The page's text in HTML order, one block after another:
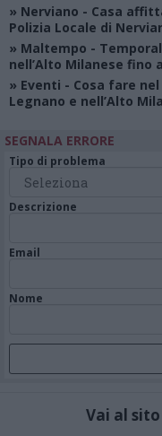
» Nerviano - Casa
Polizia Locale di
» Maltempo -
nell’Alto Milanese
» Eventi - Cosa fare
Legnano e nell’Alto
SEGNALA ERRORE
Tipo di problema
Descrizione
Email
Nome
Vai al